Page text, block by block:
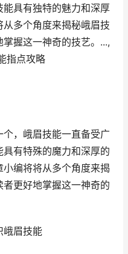
具有独特的魅力和深厚
多个角度来揭秘峨眉技
握这一神奇的技艺。...,
指点攻略
，峨眉技能一直备受广
有特殊的魔力和深厚的
编将将从多个角度来揭
更好地掌握这一神奇的
眉技能